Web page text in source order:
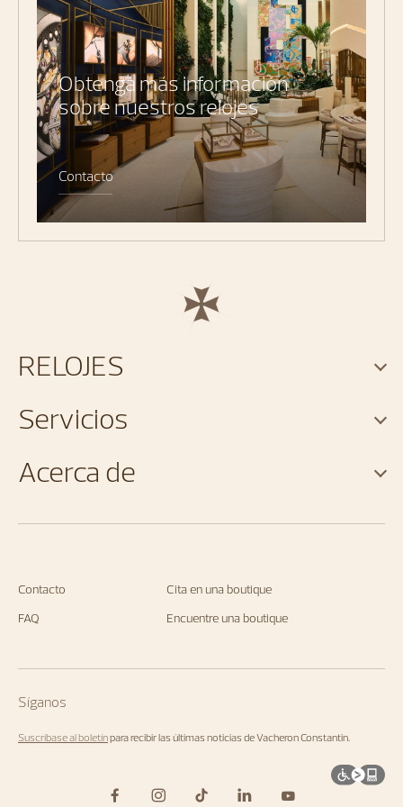
Obtenga más información
sobre nuestros relojes
Contacto
Contacto
Cita en una boutique
FAQ
Encuentre una boutique
Síganos
Suscríbase al boletínpara recibir las últimas noticias de Vacheron Constantin.
RELOJES
Servicios
Acerca de